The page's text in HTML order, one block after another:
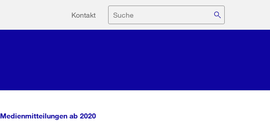
Hilfsnavigation
Kontakt Suche
Medienmitteilungen ab 2020